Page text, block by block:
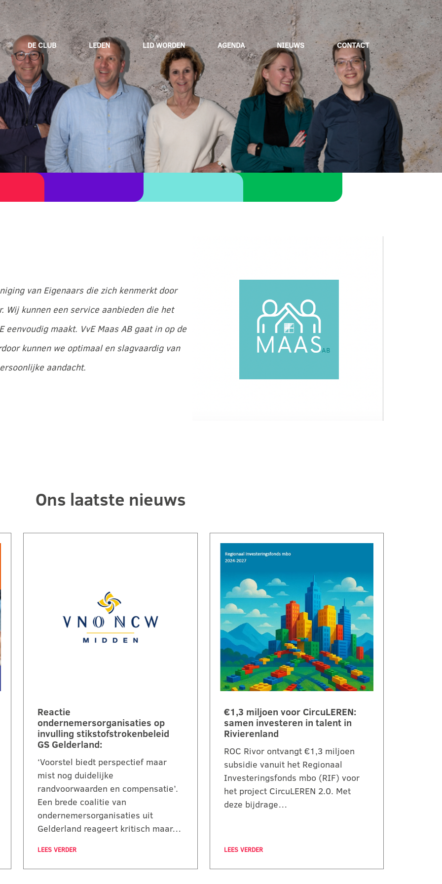
DE CLUB LEDEN LID WORDEN AGENDA NIEUWS CONTACT
van Eigenaars die zich kenmerkt door
Wij kunnen een service aanbieden die het
eenvoudig maakt. VvE Maas AB gaat in op de
kunnen we optimaal en slagvaardig van
aandacht.
Ons laatste nieuws
Reactie
ondernemersorganisaties op
invulling stikstofstrokenbeleid
GS Gelderland:
‘Voorstel biedt perspectief maar
mist nog duidelijke
randvoorwaarden en compensatie’.
Een brede coalitie van
ondernemersorganisaties uit
Gelderland reageert kritisch maar…
LEES VERDER
€1,3 miljoen voor CircuLEREN:
samen investeren in talent in
Rivierenland
ROC Rivor ontvangt €1,3 miljoen
subsidie vanuit het Regionaal
Investeringsfonds mbo (RIF) voor
het project CircuLEREN 2.0. Met
deze bijdrage…
LEES VERDER